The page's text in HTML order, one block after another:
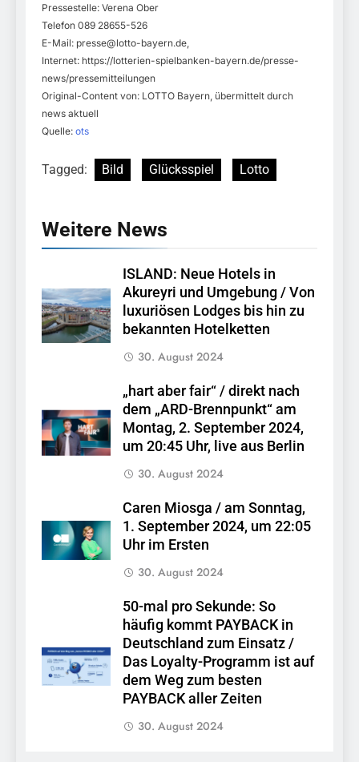
Pressestelle: Verena Ober
Telefon 089 28655-526
E-Mail: presse@lotto-bayern.de
Internet: https://lotterien-spielbanken-bayern.de/presse-
news/pressemitteilungen
Original-Content von: LOTTO Bayern, übermittelt durch
news aktuell
Quelle: ots
Tagged: Bild Glücksspiel Lotto
Weitere News
ISLAND: Neue Hotels in
Akureyri und Umgebung / Von
luxuriösen Lodges bis hin zu
bekannten Hotelketten
30. August 2024
„hart aber fair“ / direkt nach
dem „ARD-Brennpunkt“ am
Montag, 2. September 2024,
um 20:45 Uhr, live aus Berlin
30. August 2024
Caren Miosga / am Sonntag,
1. September 2024, um 22:05
Uhr im Ersten
30. August 2024
50-mal pro Sekunde: So
häufig kommt PAYBACK in
Deutschland zum Einsatz /
Das Loyalty-Programm ist auf
dem Weg zum besten
PAYBACK aller Zeiten
30. August 2024